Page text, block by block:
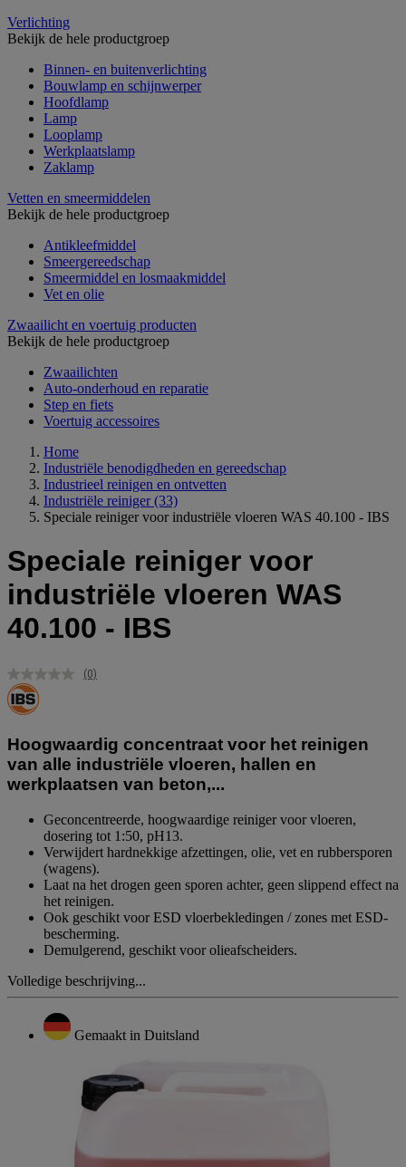
Verlichting
Bekijk de hele productgroep
Binnen- en buitenverlichting
Bouwlamp en schijnwerper
Hoofdlamp
Lamp
Looplamp
Werkplaatslamp
Zaklamp
Vetten en smeermiddelen
Bekijk de hele productgroep
Antikleefmiddel
Smeergereedschap
Smeermiddel en losmaakmiddel
Vet en olie
Zwaailicht en voertuig producten
Bekijk de hele productgroep
Zwaailichten
Auto-onderhoud en reparatie
Step en fiets
Voertuig accessoires
Home
Industriële benodigdheden en gereedschap
Industrieel reinigen en ontvetten
Industriële reiniger (33)
Speciale reiniger voor industriële vloeren WAS 40.100 - IBS
Speciale reiniger voor
industriële vloeren WAS
40.100 - IBS
Geen
(0)
Hoogwaardig concentraat voor het reinigen
van alle industriële vloeren, hallen en
werkplaatsen van beton,...
Geconcentreerde, hoogwaardige reiniger voor vloeren,
dosering tot 1:50, pH13.
Verwijdert hardnekkige afzettingen, olie, vet en rubbersporen
(wagens).
Laat na het drogen geen sporen achter, geen slippend effect na
het reinigen.
Ook geschikt voor ESD vloerbekledingen / zones met ESD-
bescherming.
Demulgerend, geschikt voor olieafscheiders.
Volledige beschrijving...
Gemaakt in Duitsland